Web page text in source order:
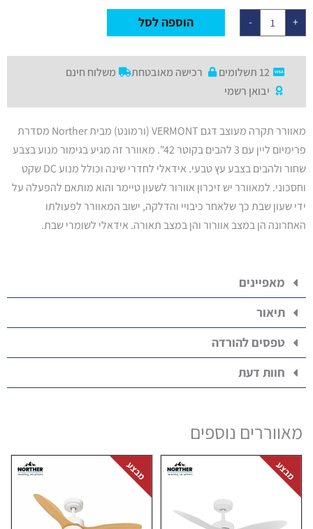
-
טבעי
כולל
שלט
מנוע
DC
+ הוספה לסל
12 תשלומים רכישה מאובטחת
משלוח חינם
יבואן רשמי
מאוורר תקרה מעוצב דגם VERMONT (ורמונט) מבית Norther מסדרת
פרימיום ליין עם 3 להבים בקוטר 42". מאוורר זה מגיע בגימור מנוע בצבע
שחור ולהבים בצבע עץ טבעי. אידאלי לחדרי שינה וכולל מנוע DC שקט
וחסכוני. למאוורר יש זיכרון אוורור לשעון טיימר והוא מותאם להפעלה על
ידי שעון שבת כך שלאחר כיבויי והדלקה, ישוב המאוורר לפעולתו
האחרונה הן במצב אוורור והן במצב תאורה. אידאלי לשומרי שבת.
מאפיינים
תיאור
טפסים להורדה
חוות דעת
מאווררים נוספים